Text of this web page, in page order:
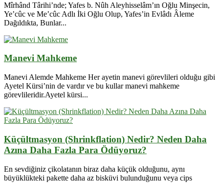
Mîrhând Târihi’nde; Yafes b. Nûh Aleyhisselâm’ın Oğlu Minşecin,
Ye’cûc ve Me’cûc Adlı İki Oğlu Olup, Yafes’in Evlâdı Âleme
Dağıldıkta, Bunlar...
Manevi Mahkeme
Manevi Alemde Mahkeme Her ayetin manevi görevlileri olduğu gibi
Ayetel Kürsi’nin de vardır ve bu kullar manevi mahkeme
görevlileridir.Ayetel kürsi...
Küçültmasyon (Shrinkflation) Nedir? Neden Daha
Azına Daha Fazla Para Ödüyoruz?
En sevdiğiniz çikolatanın biraz daha küçük olduğunu, aynı
büyüklükteki pakette daha az bisküvi bulunduğunu veya cips